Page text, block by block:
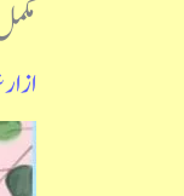
از